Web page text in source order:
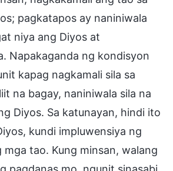
pagkatapos ay naniniwala
niya ang Diyos at
Napakaganda ng kondisyon
kapag nagkamali sila sa
na bagay, naniniwala sila na
Diyos. Sa katunayan, hindi ito
kundi impluwensiya ng
mga tao. Kung minsan, walang